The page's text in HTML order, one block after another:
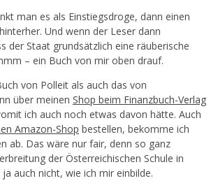
man es als Einstiegsdroge, dann einen
Und wenn der Leser dann
der Staat grundsätzlich eine räuberische
– ein Buch von mir oben drauf.
von Polleit als auch das von
über meinen Shop beim Finanzbuch-Verlag
ich auch noch etwas davon hätte. Auch
Amazon-Shop bestellen, bekomme ich
ab. Das wäre nur fair, denn so ganz
der Österreichischen Schule in
auch nicht, wie ich mir einbilde.